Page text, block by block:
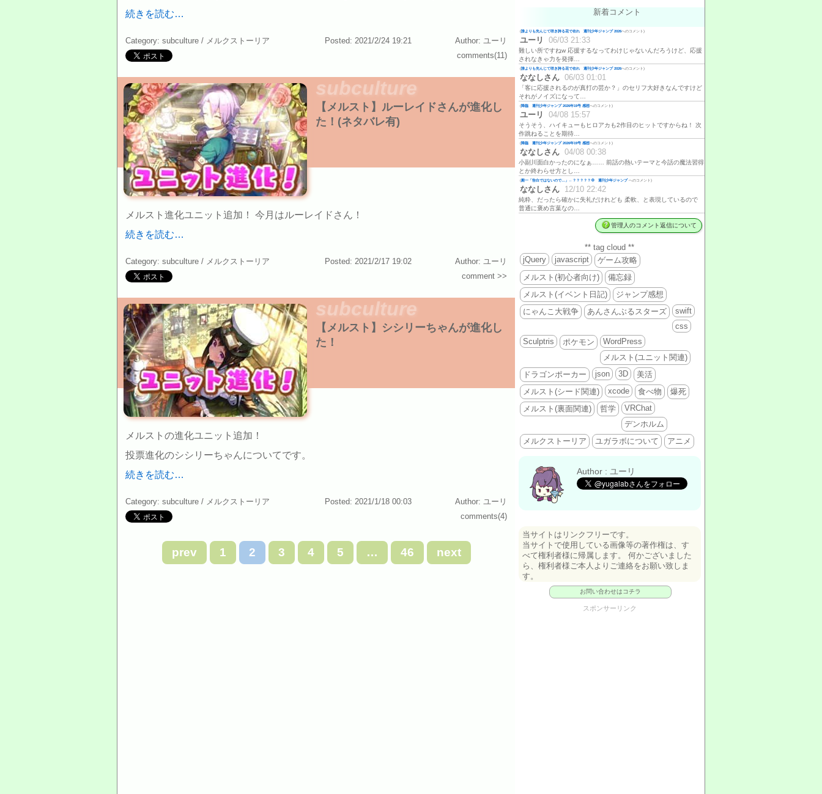
続きを読む…
Category: subculture / メルクストーリア Posted: 2021/2/24 19:21
Author: ユーリ
comments(11)
subculture
【メルスト】ルーレイドさんが進化し
た！(ネタバレ有)
メルスト進化ユニット追加！ 今月はルーレイドさん！
続きを読む…
Category: subculture / メルクストーリア Posted: 2021/2/17 19:02
Author: ユーリ
comment >>
subculture
【メルスト】シシリーちゃんが進化し
た！
メルストの進化ユニット追加！
投票進化のシシリーちゃんについてです。
続きを読む…
Category: subculture / メルクストーリア Posted: 2021/1/18 00:03
Author: ユーリ
comments(4)
prev 1 2 3 4 5 … 46 next
新着コメント
(誰よりも先んじて咲き誇る花で在れ 週刊少年ジャンプ 2026へのコメント)
ユーリ 06/03 21:33
難しい所ですねw 応援するなってわけじゃないんだろうけど、応援
されなきゃ力を発揮…
(誰よりも先んじて咲き誇る花で在れ 週刊少年ジャンプ 2026へのコメント)
ななしさん 06/03 01:01
「客に応援されるのが真打の芸か？」のセリフ大好きなんですけど
それがノイズになって…
(降臨 週刊少年ジャンプ 2026年19号 感想へのコメント)
ユーリ 04/08 15:57
そうそう、ハイキューもヒロアカも2作目のヒットですからね！ 次
作跳ねることを期待…
(降臨 週刊少年ジャンプ 2026年19号 感想へのコメント)
ななしさん 04/08 00:38
小副川面白かったのになぁ…… 前話の熱いテーマと今話の魔法習得
とか終わらせ方とし…
(殿一「告白ではないので…」←？？？？？💢 週刊少年ジャンプへのコメント)
ななしさん 12/10 22:42
純粋、だったら確かに失礼だけれども 柔軟、と表現しているので
普通に褒め言葉なの…
管理人のコメント返信について
** tag cloud **
jQuery
javascript
ゲーム攻略
メルスト(初心者向け)
備忘録
メルスト(イベント日記)
ジャンプ感想
にゃんこ大戦争
あんさんぶるスターズ
swift
css
Sculptris
ポケモン
WordPress
メルスト(ユニット関連)
ドラゴンポーカー
json 3D
美活
メルスト(シード関連)
xcode 食べ物
爆死
メルスト(裏面関連)
哲学
VRChat
デンホルム
メルクストーリア
ユガラボについて アニメ
Author : ユーリ
当サイトはリンクフリーです。
当サイトで使用している画像等の著作権は、す
べて権利者様に帰属します。 何かございました
ら、権利者様ご本人よりご連絡をお願い致しま
す。
お問い合わせはコチラ
スポンサーリンク